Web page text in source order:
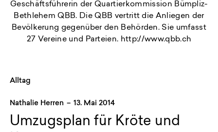
Geschäftsführerin der Quartierkommission Bümpliz-
Bethlehem QBB. Die QBB vertritt die Anliegen der
Bevölkerung gegenüber den Behörden. Sie umfasst
27 Vereine und Parteien. http://www.qbb.ch
Alltag
Nathalie Herren – 13. Mai 2014
Umzugsplan für Kröte und